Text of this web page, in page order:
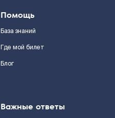
Помощь
База знаний
Где мой билет
Блог
Важные ответы